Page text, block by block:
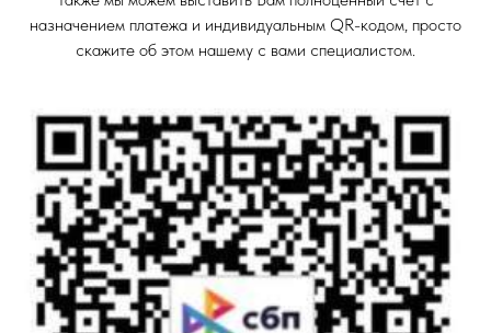
назначением платежа и индивидуальным QR-кодом, просто
скажите об этом нашему с вами специалистом.